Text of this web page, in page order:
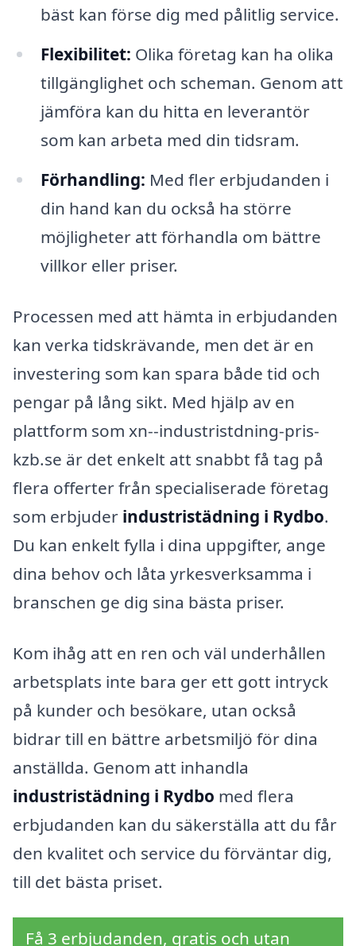
bäst kan förse dig med pålitlig service.
Flexibilitet: Olika företag kan ha olika
tillgänglighet och scheman. Genom att
jämföra kan du hitta en leverantör
som kan arbeta med din tidsram.
Förhandling: Med fler erbjudanden i
din hand kan du också ha större
möjligheter att förhandla om bättre
villkor eller priser.
Processen med att hämta in erbjudanden
kan verka tidskrävande, men det är en
investering som kan spara både tid och
pengar på lång sikt. Med hjälp av en
plattform som xn--industristdning-pris-
kzb.se är det enkelt att snabbt få tag på
flera offerter från specialiserade företag
som erbjuder industristädning i Rydbo.
Du kan enkelt fylla i dina uppgifter, ange
dina behov och låta yrkesverksamma i
branschen ge dig sina bästa priser.
Kom ihåg att en ren och väl underhållen
arbetsplats inte bara ger ett gott intryck
på kunder och besökare, utan också
bidrar till en bättre arbetsmiljö för dina
anställda. Genom att inhandla
industristädning i Rydbo med flera
erbjudanden kan du säkerställa att du får
den kvalitet och service du förväntar dig,
till det bästa priset.
Få 3 erbjudanden, gratis och utan